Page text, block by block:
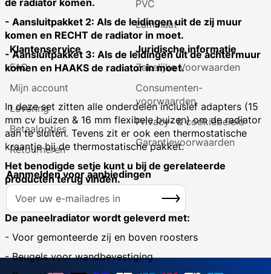
de radiator komen.
- Aansluitpakket 2: Als de leidingen uit de zij muur
komen en RECHT de radiator in moet.
- Aansluitpakket 3: Als de leidingen uit de achtermuur
komen en HAAKS de radiator in moet.
In deze set zitten alle onderdelen inclusief adapters (15
mm cv buizen & 16 mm flexibele buizen) om de radiator
aan te sluiten. Tevens zit er ook een thermostatische
kraantje bij de thermostatische pakket.
Het benodigde setje kunt u bij de gerelateerde
producten terug vinden.
De paneelradiator wordt geleverd met:
- Voor gemonteerde zij en boven roosters
- Beugels voor wandbevestiging
PVC
Laminaat
Klantenservice
FAQ
Mijn account
Levering
Betaalopties
Retourneren
Juridische informatie
Zakelijke Voorwaarden
Consumenten­
voorwaarden
Privacy- & cookiebeleid
Garantie­voorwaarden
Aanmelden voor aanbiedingen
A
o
e
Inschrijven